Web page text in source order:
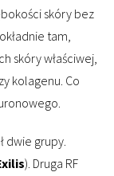
skóry bez
tam,
skóry właściwej,
kolagenu. Co
dwie grupy.
). Druga RF